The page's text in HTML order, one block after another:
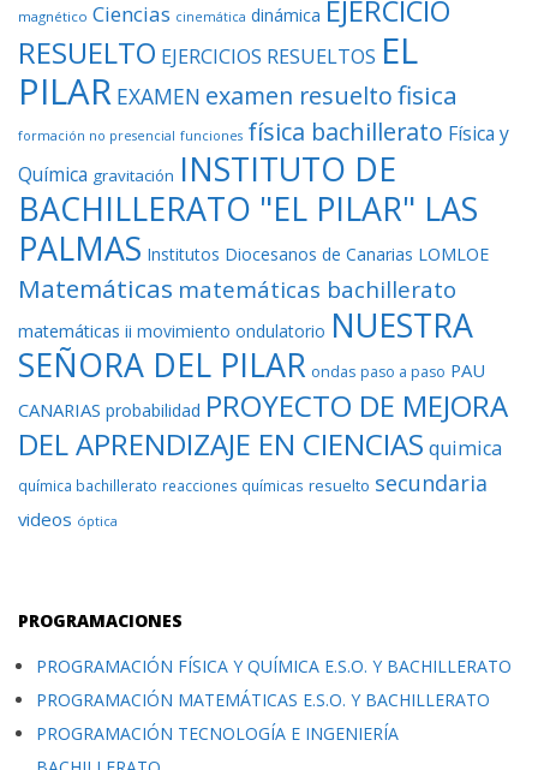
magnético Ciencias cinemática dinámica EJERCICIO
RESUELTO EJERCICIOS RESUELTOS EL
PILAR EXAMEN examen resueltofisica
formación no presencial funciones física bachillerato Física y
Química gravitación INSTITUTO DE
BACHILLERATO "EL PILAR" LAS
PALMAS Institutos Diocesanos de Canarias LOMLOE
Matemáticas matemáticas bachillerato
matemáticas ii movimiento ondulatorio NUESTRA
SEÑORA DEL PILAR ondas paso a paso PAU
CANARIAS probabilidad PROYECTO DE MEJORA
DEL APRENDIZAJE EN CIENCIAS quimica
química bachillerato reacciones químicas resuelto secundaria
videos óptica
PROGRAMACIONES
PROGRAMACIÓN FÍSICA Y QUÍMICA E.S.O. Y BACHILLERATO
PROGRAMACIÓN MATEMÁTICAS E.S.O. Y BACHILLERATO
PROGRAMACIÓN TECNOLOGÍA E INGENIERÍA